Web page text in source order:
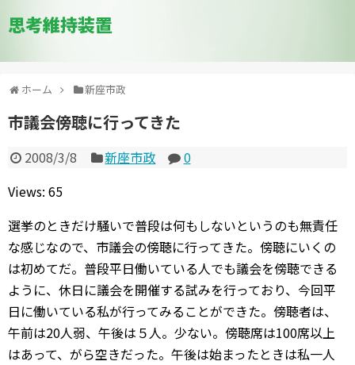
思考維持装置
ホーム 新座市政
市議会傍聴に行ってきた
2008/3/8 新座市政
0
Views: 65
選挙のときだけ騒いで普段は何もしないというのも無責任
な感じなので、市議会の傍聴に行ってきた。傍聴にいくの
は初めてだ。普段平日働いている人でも議会を傍聴できる
ように、休日に議会を開催する試みを行っており、今回平
日に働いている私が行ってみることができた。傍聴者は、
午前は20人弱、午後は５人。少ない。傍聴席は100席以上
はあって、がら空きだった。午後は始まったときは私一人